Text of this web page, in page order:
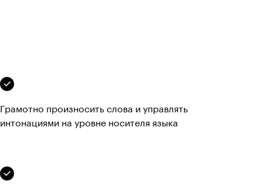
Грамотно произносить слова и управлять
интонациями на уровне носителя языка